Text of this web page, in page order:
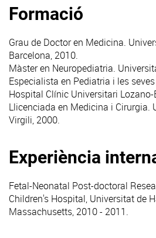
Formació
Grau de Doctor en Medicina.
Barcelona, 2010.
Màster en Neuropediatria.
Especialista en Pediatria i les
Hospital Clínic Universitari
Llicenciada en Medicina i Cirurgia.
Virgili, 2000.
Experiència
Fetal-Neonatal Post-doctoral
Children's Hospital, Universitat de
Massachusetts, 2010 - 2011.